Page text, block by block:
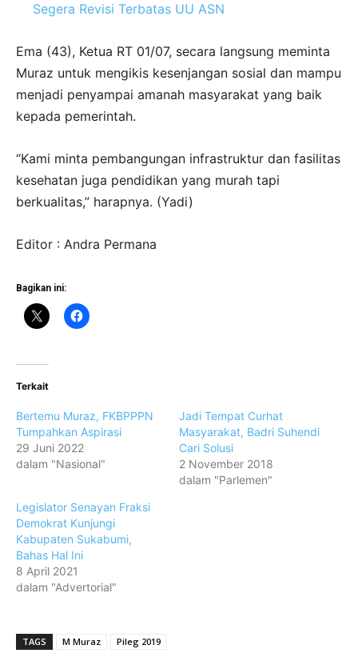
Segera Revisi Terbatas UU ASN
Ema (43), Ketua RT 01/07, secara langsung meminta
Muraz untuk mengikis kesenjangan sosial dan mampu
menjadi penyampai amanah masyarakat yang baik
kepada pemerintah.
“Kami minta pembangungan infrastruktur dan fasilitas
kesehatan juga pendidikan yang murah tapi
berkualitas,” harapnya. (Yadi)
Editor : Andra Permana
Bagikan ini:
Terkait
Bertemu Muraz, FKBPPPN
Tumpahkan Aspirasi
29 Juni 2022
dalam "Nasional"
Jadi Tempat Curhat
Masyarakat, Badri Suhendi
Cari Solusi
2 November 2018
dalam "Parlemen"
Legislator Senayan Fraksi
Demokrat Kunjungi
Kabupaten Sukabumi,
Bahas Hal Ini
8 April 2021
dalam "Advertorial"
TAGS M Muraz Pileg 2019